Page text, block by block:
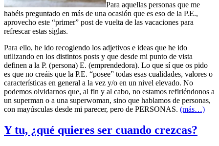
Para aquellas personas que me
habéis preguntado en más de una ocasión que es eso de la P.E.,
aprovecho este “primer” post de vuelta de las vacaciones para
refrescar estas siglas.
Para ello, he ido recogiendo los adjetivos e ideas que he ido
utilizando en los distintos posts y que desde mi punto de vista
definen a la P. (persona) E. (emprendedora). Lo que sí que os pido
es que no creáis que la P.E. “posee” todas esas cualidades, valores o
características en general a la vez y/o en un nivel elevado. No
podemos olvidarnos que, al fin y al cabo, no estamos refiriéndonos a
un superman o a una superwoman, sino que hablamos de personas,
con mayúsculas desde mi parecer, pero de PERSONAS. (más…)
Y tu, ¿qué quieres ser cuando crezcas?